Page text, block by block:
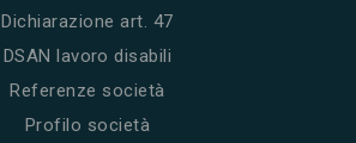
Dichiarazione art. 47
DSAN lavoro disabili
Referenze società
Profilo società